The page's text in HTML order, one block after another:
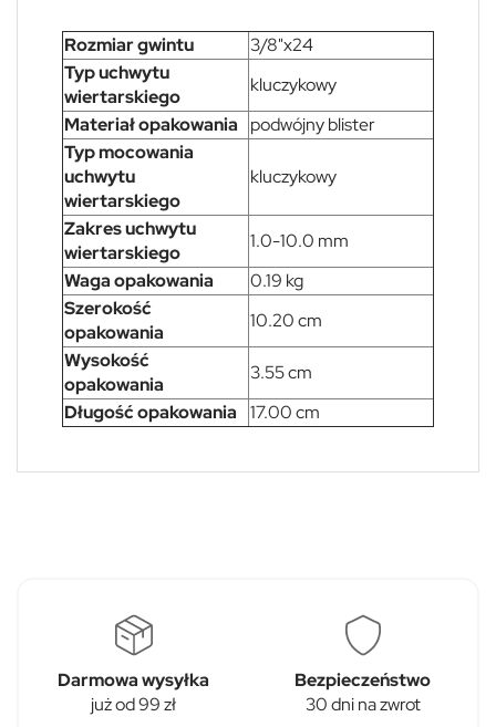
Rozmiar gwintu
3/8"x24
Typ uchwytu
wiertarskiego
kluczykowy
Materiał opakowania
podwójny blister
Typ mocowania
uchwytu
wiertarskiego
kluczykowy
Zakres uchwytu
wiertarskiego
1.0-10.0 mm
Waga opakowania
0.19 kg
Szerokość
opakowania
10.20 cm
Wysokość
opakowania
3.55 cm
Długość opakowania
17.00 cm
Darmowa wysyłka
już od 99 zł
Bezpieczeństwo
30 dni na zwrot